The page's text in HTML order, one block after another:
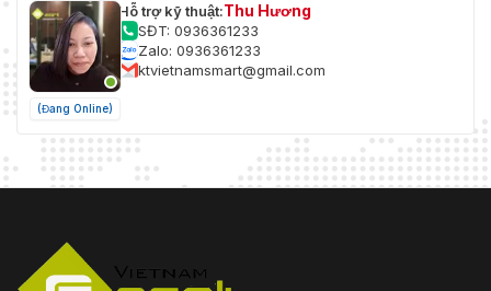
(Đang Online)
Hỗ trợ kỹ thuật:Thu Hương
SĐT: 0936361233
Zalo: 0936361233
ktvietnamsmart@gmail.com